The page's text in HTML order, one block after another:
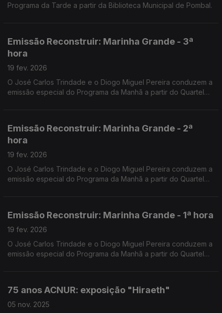
Programa da Tarde a partir da Biblioteca Municipal de Pombal.
Emissão Reconstruir: Marinha Grande - 3ª
hora
19 fev. 2026
O José Carlos Trindade e o Diogo Miguel Pereira conduzem a
emissão especial do Programa da Manhã a partir do Quartel
Emissão Reconstruir: Marinha Grande - 2ª
hora
19 fev. 2026
O José Carlos Trindade e o Diogo Miguel Pereira conduzem a
emissão especial do Programa da Manhã a partir do Quartel
Emissão Reconstruir: Marinha Grande - 1ª hora
19 fev. 2026
O José Carlos Trindade e o Diogo Miguel Pereira conduzem a
emissão especial do Programa da Manhã a partir do Quartel
75 anos ACNUR: exposição "Hiraeth"
05 nov. 2025